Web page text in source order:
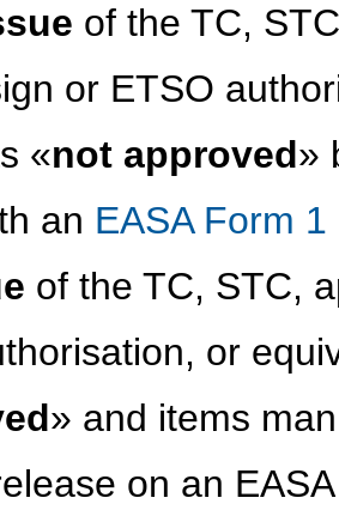
of the TC,
or ETSO
«not approved»
an EASA Form 1
of the TC, STC,
or
» and items
on an